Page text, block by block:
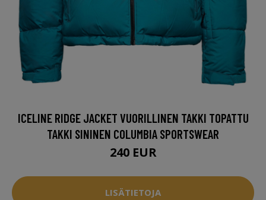
ICELINE RIDGE JACKET VUORILLINEN TAKKI TOPATTU
TAKKI SININEN COLUMBIA SPORTSWEAR
240 EUR
LISÄTIETOJA